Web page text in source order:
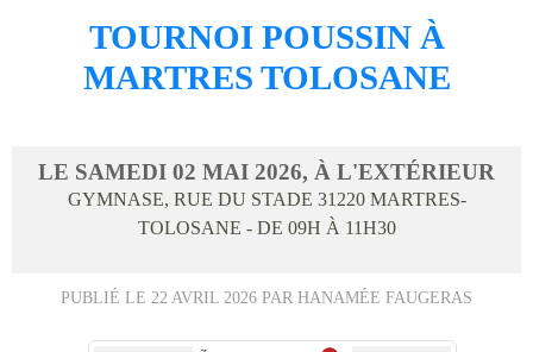
TOURNOI POUSSIN À
MARTRES TOLOSANE
LE SAMEDI 02 MAI 2026, À L'EXTÉRIEUR
GYMNASE, RUE DU STADE 31220 MARTRES-
TOLOSANE - DE 09H À 11H30
PUBLIÉ LE 22 AVRIL 2026 PAR HANAMÉE FAUGERAS